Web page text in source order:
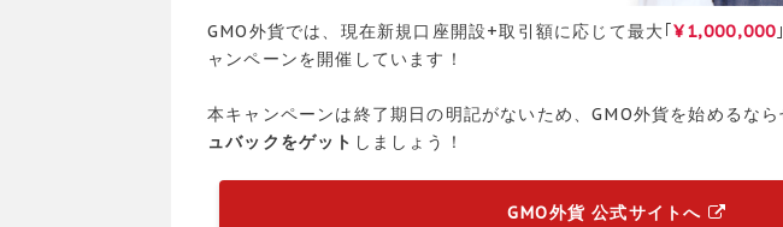
GMO外貨では、現在新規口座開設+取引額に応じて最大｢¥1,000,000
ャンペーンを開催しています！
本キャンペーンは終了期日の明記がないため、GMO外貨を始めるな
ュバックをゲット しましょう！
GMO外貨 公式サイトへ